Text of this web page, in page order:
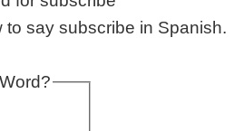
to say subscribe in Spanish.